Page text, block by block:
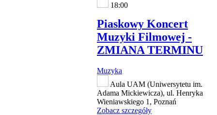
18:00
Piaskowy Koncert
Muzyki Filmowej -
ZMIANA TERMINU
Muzyka
Aula UAM (Uniwersytetu im.
Adama Mickiewicza), ul. Henryka
Wieniawskiego 1, Poznań
Zobacz szczegóły